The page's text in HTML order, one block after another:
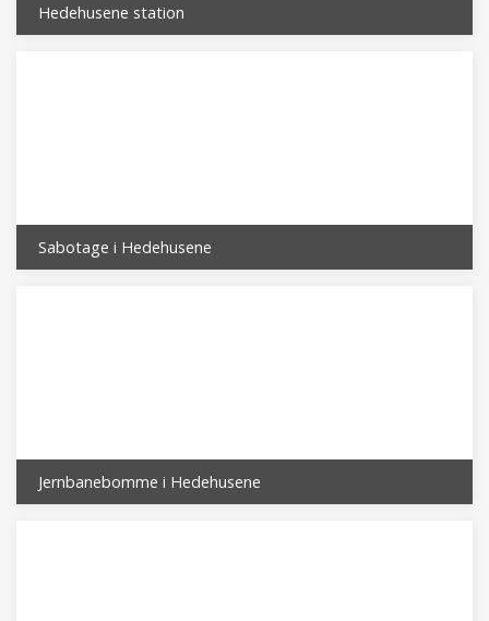
Hedehusene station
Sabotage i Hedehusene
Jernbanebomme i Hedehusene